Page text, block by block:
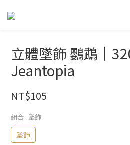
立體墜飾 鸚鵡｜
Jeantopia
NT$105
組合 : 墜飾
墜飾